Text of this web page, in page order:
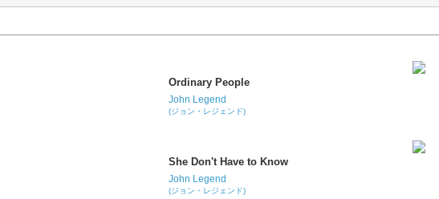
Ordinary People
John Legend
(ジョン・レジェンド)
She Don't Have to Know
John Legend
(ジョン・レジェンド)